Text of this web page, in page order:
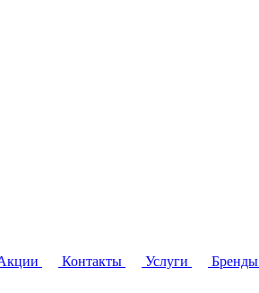
Контакты Услуги Бренды